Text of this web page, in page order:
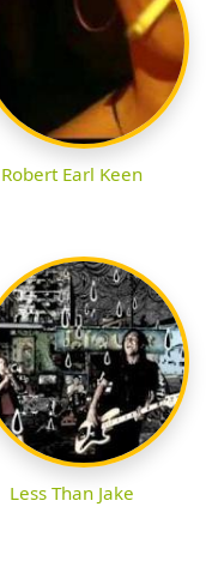
Robert Earl Keen
Less Than Jake